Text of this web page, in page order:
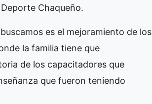
Chaqueño.
es el mejoramiento de los
la familia tiene que
de los capacitadores que
que fueron teniendo